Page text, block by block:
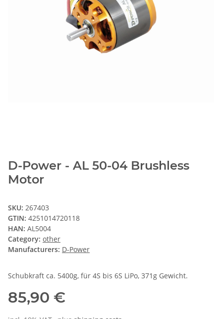
D-Power - AL 50-04 Brushless
Motor
SKU: 267403
GTIN: 4251014720118
HAN: AL5004
Category: other
Manufacturers: D-Power
Schubkraft ca. 5400g, für 4S bis 6S LiPo, 371g Gewicht.
85,90 €